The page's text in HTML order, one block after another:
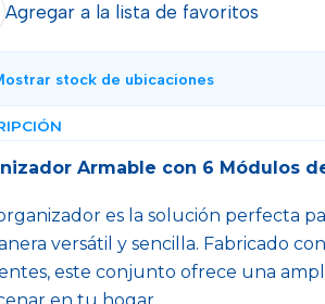
Agregar a la lista de favoritos
stock de ubicaciones
Armable con 6 Módulos
es la solución perfecta
versátil y sencilla. Fabricado
este conjunto ofrece una